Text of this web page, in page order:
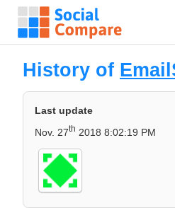
History of
Last update
Nov. 27th 2018 8:02:19 PM